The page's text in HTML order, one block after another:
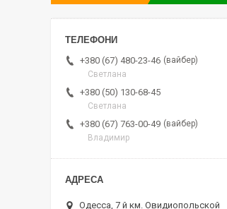
+380 (67) 480-23-46
вайбер
Светлана
+380 (50) 130-68-45
Светлана
+380 (67) 763-00-49
вайбер
Владимир
Одесса, 7 й км. Овидиопольской